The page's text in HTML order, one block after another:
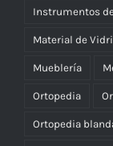
Instrumentos
Material de
Mueblería
Ortopedia
Ortopedia